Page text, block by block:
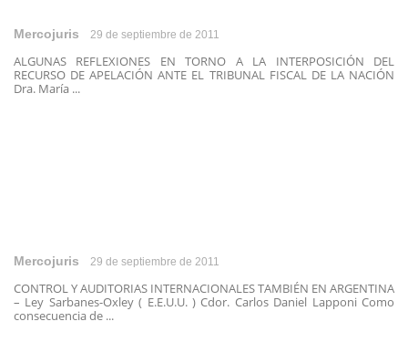
Mercojuris 29 de septiembre de 2011
ALGUNAS REFLEXIONES EN TORNO A LA INTERPOSICIÓN DEL
RECURSO DE APELACIÓN ANTE EL TRIBUNAL FISCAL DE LA NACIÓN
Dra. María ...
Mercojuris 29 de septiembre de 2011
CONTROL Y AUDITORIAS INTERNACIONALES TAMBIÉN EN ARGENTINA
– Ley Sarbanes-Oxley ( E.E.U.U. ) Cdor. Carlos Daniel Lapponi Como
consecuencia de ...